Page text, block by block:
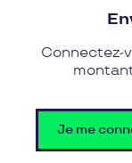
Connectez-
Je me